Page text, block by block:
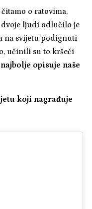
o ratovima,
ljudi odlučilo je
na svijetu podignuti
učinili su to kršeći
opisuje naše
koji nagrađuje